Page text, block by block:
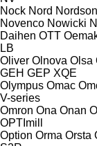
Nock Nord Nordson
Novenco Nowicki
Daihen OTT
LB
Oliver Olnova Olsa
GEH GEP XQE
Olympus Omac
V-series
Omron Ona Onan
OPTImill
Option Orma Orsta